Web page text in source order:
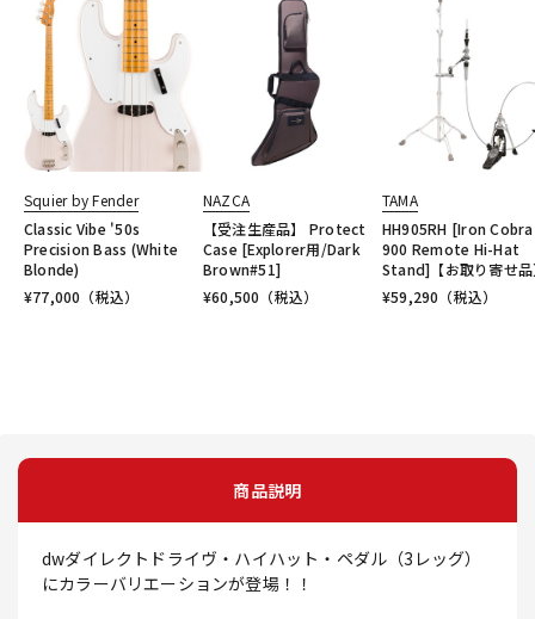
Squier by Fender
Classic Vibe '50s
Precision Bass (White
Blonde)
¥77,000 （税込）
NAZCA
【受注生産品】 Protect
Case [Explorer用/Dark
Brown#51]
¥60,500 （税込）
TAMA
HH905RH [Iron Cobra
900 Remote Hi-Hat
Stand]【お取り寄せ
¥59,290 （税込）
商品説明
dwダイレクトドライヴ・ハイハット・ペダル（3レッグ）
にカラーバリエーションが登場！！